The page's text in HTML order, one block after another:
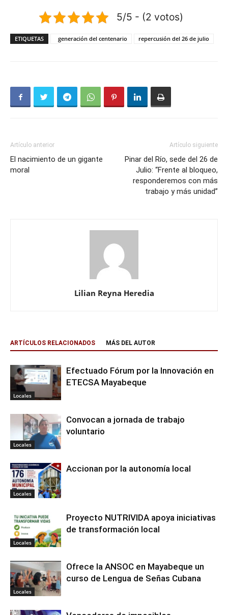
5/5 - (2 votos)
ETIQUETAS generación del centenario repercusión del 26 de julio
Artículo anterior
El nacimiento de un gigante
moral
Artículo siguiente
Pinar del Río, sede del 26 de
Julio: “Frente al bloqueo,
responderemos con más
trabajo y más unidad”
Lilian Reyna Heredia
ARTÍCULOS RELACIONADOS MÁS DEL AUTOR
Locales
Efectuado Fórum por la Innovación en
ETECSA Mayabeque
Locales
Convocan a jornada de trabajo
voluntario
Locales
Accionan por la autonomía local
Locales
Proyecto NUTRIVIDA apoya iniciativas
de transformación local
Locales
Ofrece la ANSOC en Mayabeque un
curso de Lengua de Señas Cubana